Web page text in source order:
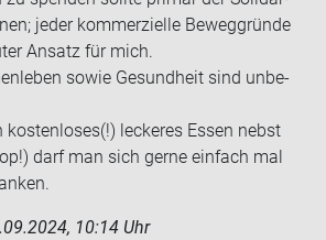
jeder kom­mer­zi­el­le Be­weg­grün­de
An­satz für mich.
sowie Ge­sund­heit sind un­be­
kos­ten­lo­ses(!) le­cke­res Essen nebst
darf man sich gerne ein­fach mal
10:14 Uhr